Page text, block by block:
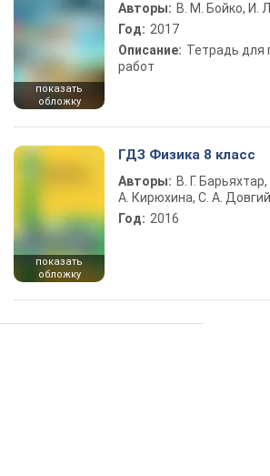
показать
обложку
Авторы: В. М. Бойко, И.
Год: 2017
Описание: Тетрадь для
работ
показать
обложку
ГДЗ Физика 8 класс
Авторы: В. Г.
А. Кирюхина, С. А. Довгий
Год: 2016